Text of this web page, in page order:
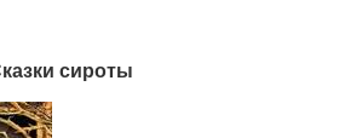
сироты